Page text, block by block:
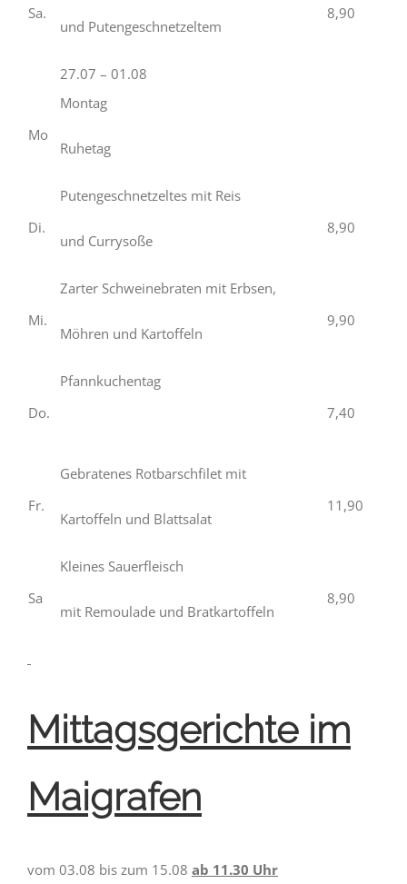
Sa.
und Putengeschnetzeltem
8,90
27.07 – 01.08
Mo
Montag
Ruhetag
Di.
Putengeschnetzeltes mit Reis
und Currysoße
8,90
Mi.
Zarter Schweinebraten mit Erbsen,
Möhren und Kartoffeln
9,90
Do.
Pfannkuchentag
7,40
Fr.
Gebratenes Rotbarschfilet mit
Kartoffeln und Blattsalat
11,90
Sa
Kleines Sauerfleisch
mit Remoulade und Bratkartoffeln
8,90
Mittagsgerichte im
Maigrafen
vom 03.08 bis zum 15.08 ab 11.30 Uhr